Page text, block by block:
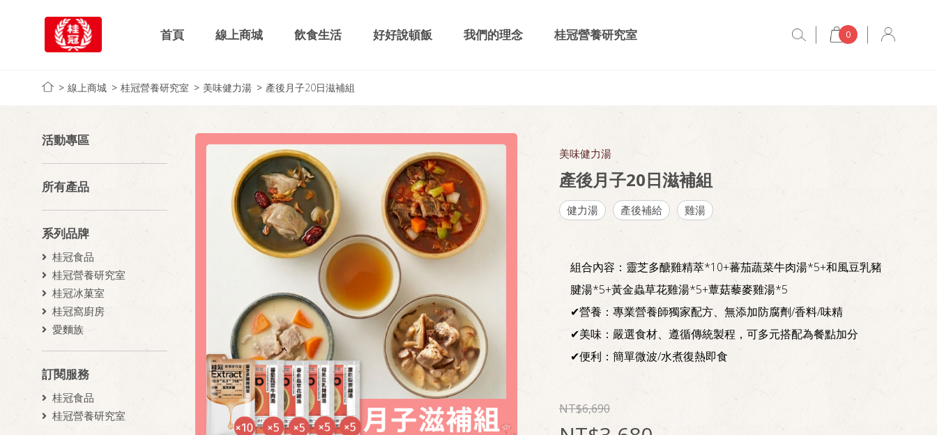
首頁 線上商城 飲食生活 好好說頓飯 我們的理念 桂冠營養研究室 0
線上商城 桂冠營養研究室 美味健力湯 產後月子20日滋補組
活動專區
所有產品
系列品牌
桂冠食品
桂冠營養研究室
桂冠冰菓室
桂冠窩廚房
愛麵族
訂閱服務
桂冠食品
桂冠營養研究室
美味健力湯
產後月子20日滋補組
健力湯 產後補給 雞湯
組合內容：靈芝多醣雞精萃*10+蕃茄蔬菜牛肉湯*5+和風豆乳豬
腱湯*5+黃金蟲草花雞湯*5+蕈菇藜麥雞湯*5
✔營養：專業營養師獨家配方、無添加防腐劑/香料/味精
✔美味：嚴選食材、遵循傳統製程，可多元搭配為餐點加分
✔便利：簡單微波/水煮復熱即食
6,690